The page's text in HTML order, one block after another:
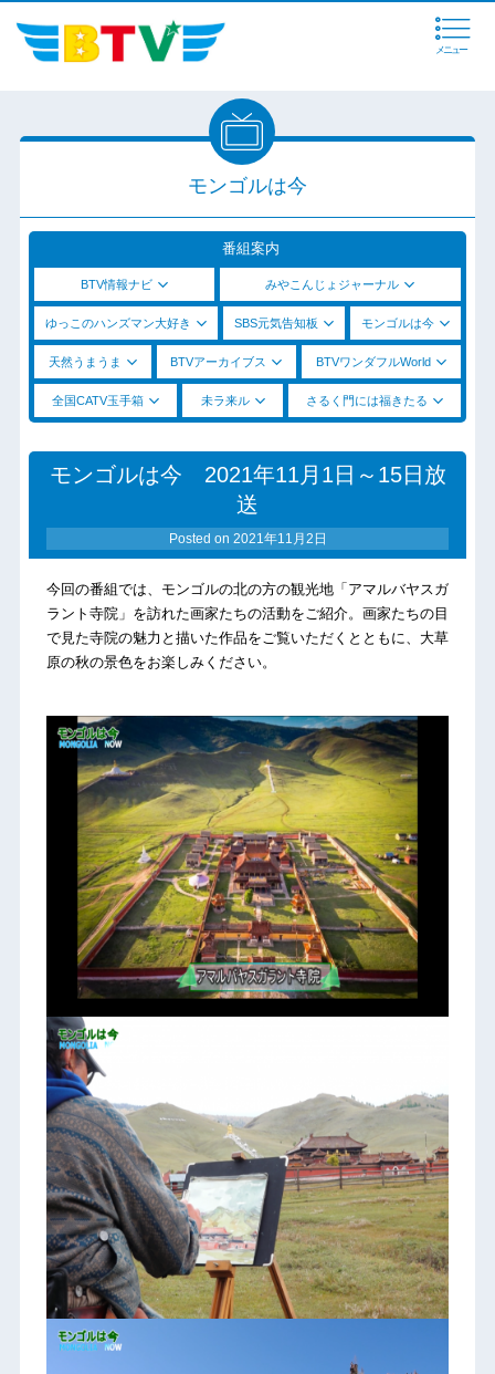
メニュー
モンゴルは今
番組案内
BTV情報ナビ みやこんじょジャーナル
ゆっこのハンズマン大好き SBS元気告知板 モンゴルは今
天然うまうま BTVアーカイブス BTVワンダフルWorld
全国CATV玉手箱 未ラ来ル さるく門には福きたる
モンゴルは今 2021年11月1日～15日放
送
Posted on 2021年11月2日
今回の番組では、モンゴルの北の方の観光地「アマルバヤスガ
ラント寺院」を訪れた画家たちの活動をご紹介。画家たちの目
で見た寺院の魅力と描いた作品をご覧いただくとともに、大草
原の秋の景色をお楽しみください。